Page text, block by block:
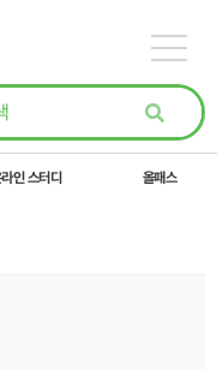
인 스터디 올패스